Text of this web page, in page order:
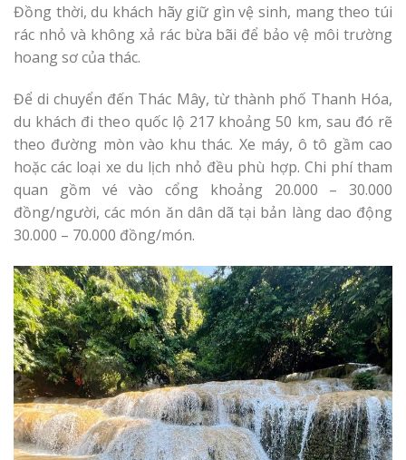
Đồng thời, du khách hãy giữ gìn vệ sinh, mang theo túi
rác nhỏ và không xả rác bừa bãi để bảo vệ môi trường
hoang sơ của thác.
Để di chuyển đến Thác Mây, từ thành phố Thanh Hóa,
du khách đi theo quốc lộ 217 khoảng 50 km, sau đó rẽ
theo đường mòn vào khu thác. Xe máy, ô tô gầm cao
hoặc các loại xe du lịch nhỏ đều phù hợp. Chi phí tham
quan gồm vé vào cổng khoảng 20.000 – 30.000
đồng/người, các món ăn dân dã tại bản làng dao động
30.000 – 70.000 đồng/món.